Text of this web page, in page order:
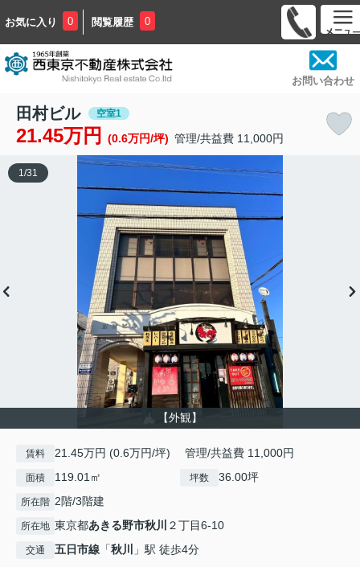
お気に入り 0 閲覧履歴 0
お問い合わせ
田村ビル 空室1
21.45万円 (0.6万円/坪) 管理/共益費 11,000円
【外観】
1 /31
賃料 21.45万円 (0.6万円/坪) 管理/共益費 11,000円
面積 119.01㎡ 坪数 36.00坪
所在階 2階/3階建
所在地 東京都あきる野市秋川 ２丁目6-10
交通 五日市線 「秋川 」駅 徒歩4分